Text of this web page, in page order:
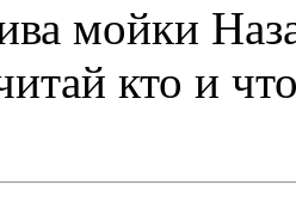
мойки
кто и